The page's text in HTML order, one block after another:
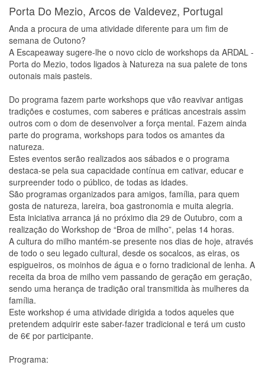
Porta Do Mezio, Arcos de Valdevez, Portugal
Anda a procura de uma atividade diferente para um fim de
semana de Outono?
A Escapeaway sugere-lhe o novo ciclo de workshops da ARDAL -
Porta do Mezio, todos ligados à Natureza na sua palete de tons
outonais mais pasteis.
Do programa fazem parte workshops que vão reavivar antigas
tradições e costumes, com saberes e práticas ancestrais assim
outros com o dom de desenvolver a força mental. Fazem ainda
parte do programa, workshops para todos os amantes da
natureza.
Estes eventos serão realizados aos sábados e o programa
destaca-se pela sua capacidade contínua em cativar, educar e
surpreender todo o público, de todas as idades.
São programas organizados para amigos, família, para quem
gosta de natureza, lareira, boa gastronomia e muita alegria.
Esta iniciativa arranca já no próximo dia 29 de Outubro, com a
realização do Workshop de “Broa de milho”, pelas 14 horas.
A cultura do milho mantém-se presente nos dias de hoje, através
de todo o seu legado cultural, desde os socalcos, as eiras, os
espigueiros, os moinhos de água e o forno tradicional de lenha. A
receita da broa de milho vem passando de geração em geração,
sendo uma herança de tradição oral transmitida às mulheres da
família.
Este workshop é uma atividade dirigida a todos aqueles que
pretendem adquirir este saber-fazer tradicional e terá um custo
de 6€ por participante.
Programa: